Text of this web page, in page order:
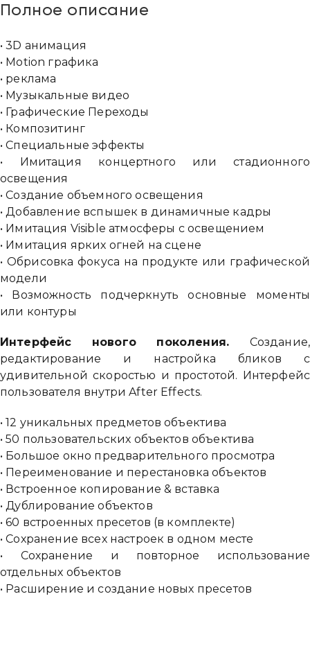
Полное описание
• 3D анимация
• Motion графика
• реклама
• Музыкальные видео
• Графические Переходы
• Композитинг
• Специальные эффекты
• Имитация концертного или стадионного
освещения
• Создание объемного освещения
• Добавление вспышек в динамичные кадры
• Имитация Visible атмосферы с освещением
• Имитация ярких огней на сцене
• Обрисовка фокуса на продукте или графической
модели
• Возможность подчеркнуть основные моменты
или контуры
Интерфейс нового поколения. Создание,
редактирование и настройка бликов с
удивительной скоростью и простотой. Интерфейс
пользователя внутри After Effects.
• 12 уникальных предметов объектива
• 50 пользовательских объектов объектива
• Большое окно предварительного просмотра
• Переименование и перестановка объектов
• Встроенное копирование & вставка
• Дублирование объектов
• 60 встроенных пресетов (в комплекте)
• Сохранение всех настроек в одном месте
• Сохранение и повторное использование
отдельных объектов
• Расширение и создание новых пресетов
Привіт 👋, чим тобі допомогти?
Ми зазвичай відповідаємо дуже швидко
Надіслати повідомлення